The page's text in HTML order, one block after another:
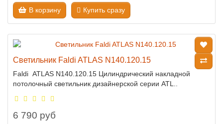
В корзину Купить сразу
Светильник Faldi ATLAS N140.120.15
Faldi ATLAS N140.120.15 Цилиндрический накладной
потолочный светильник дизайнерской серии ATL..
6 790 руб